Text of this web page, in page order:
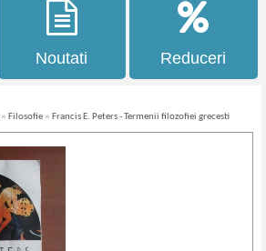
Noutati Reduceri
» Filosofie » Francis E. Peters - Termenii filozofiei grecesti